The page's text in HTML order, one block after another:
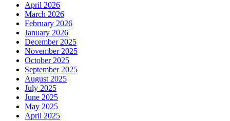
April 2026
March 2026
February 2026
January 2026
December 2025
November 2025
October 2025
September 2025
August 2025
July 2025
June 2025
May 2025
April 2025